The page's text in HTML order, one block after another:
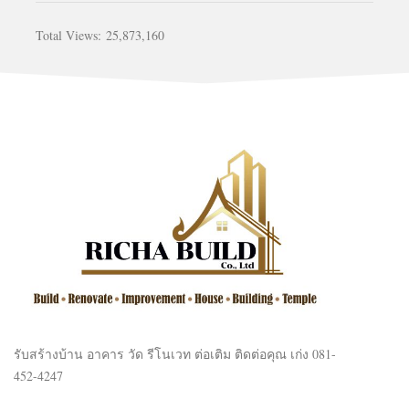
Total Views: 25,873,160
รับสร้างบ้าน อาคาร วัด รีโนเวท ต่อเติม ติดต่อคุณ เก่ง 081-
452-4247